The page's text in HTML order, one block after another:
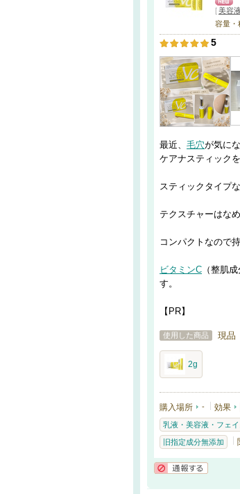
[美容
容量・
5
最近、 毛穴が気に
ケアナスティック
スティックタイプ
テクスチャーはな
コンパクトなので
ビタミンC （整肌
す。
【PR】
使用した商品 現品
2g
購入場所 - 効果
乳液・美容液・フェ
旧指定成分無添加